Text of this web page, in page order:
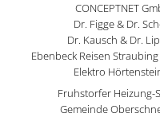
CONCEPTNET
Dr. Figge & Dr.
Dr. Kausch & Dr.
Ebenbeck Reisen
Elektro
Fruhstorfer Heizung-
Gemeinde